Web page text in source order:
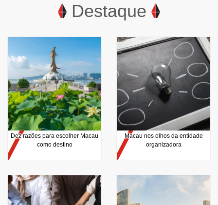
Destaque
Dez razões para escolher Macau
como destino
Macau nos olhos da entidade
organizadora